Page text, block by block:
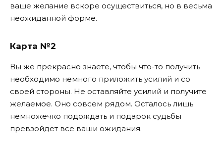
ваше желание вскоре осуществиться, но в весьма
неожиданной форме.
Карта №2
Вы же прекрасно знаете, чтобы что-то получить
необходимо немного приложить усилий и со
своей стороны. Не оставляйте усилий и получите
желаемое. Оно совсем рядом. Осталось лишь
немножечко подождать и подарок судьбы
превзойдёт все ваши ожидания.